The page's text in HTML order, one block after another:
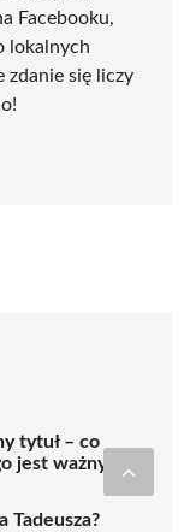
Facebooku,
lokalnych
zdanie się liczy
tytuł – co
jest ważny?
Tadeusza?